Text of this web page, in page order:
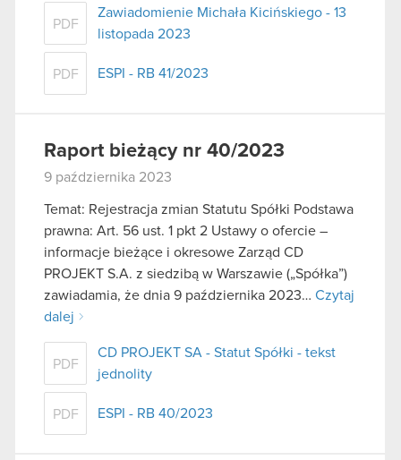
PDF
Zawiadomienie Michała Kicińskiego - 13
listopada 2023
PDF ESPI - RB 41/2023
Raport bieżący nr 40/2023
9 października 2023
Temat: Rejestracja zmian Statutu Spółki Podstawa
prawna: Art. 56 ust. 1 pkt 2 Ustawy o ofercie –
informacje bieżące i okresowe Zarząd CD
PROJEKT S.A. z siedzibą w Warszawie („Spółka”)
zawiadamia, że dnia 9 października 2023… Czytaj
dalej
PDF
CD PROJEKT SA - Statut Spółki - tekst
jednolity
PDF ESPI - RB 40/2023